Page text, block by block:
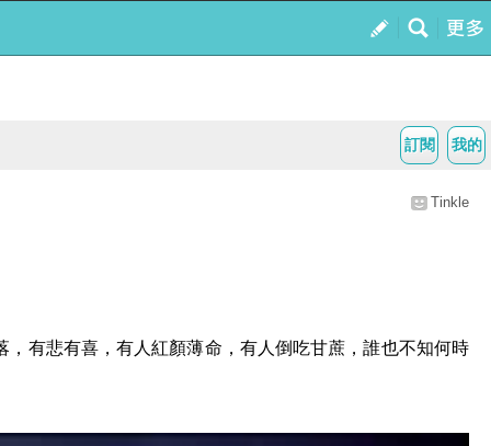
我的
訂閱
Tinkle
有悲有喜，有人紅顏薄命，有人倒吃甘蔗，誰也不知何時